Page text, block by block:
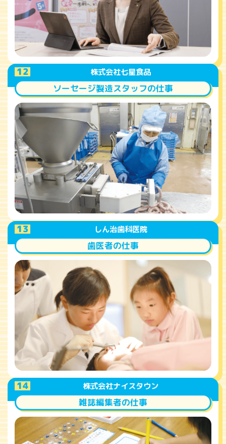
A12 株式会社七星食品
ソーセージ製造スタッフの仕事
A13 しん治歯科医院
歯医者の仕事
A14 株式会社ナイスタウン
雑誌編集者の仕事